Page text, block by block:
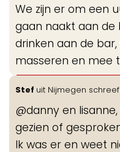
We zijn er om een
gaan naakt aan de
drinken aan de
masseren en mee
Stef uit Nijmegen
@danny en
gezien of
Ik was er en weet